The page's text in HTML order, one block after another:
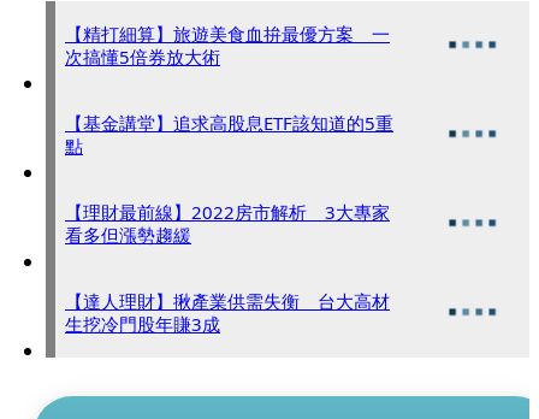
【精打細算】旅遊美食血拚最優方案 一
次搞懂5倍券放大術
【基金講堂】追求高股息ETF該知道的5重
點
【理財最前線】2022房市解析 3大專家
看多但漲勢趨緩
【達人理財】揪產業供需失衡 台大高材
生挖冷門股年賺3成